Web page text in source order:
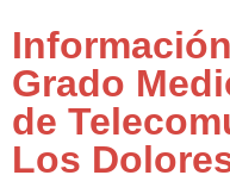
Grado
de
Los